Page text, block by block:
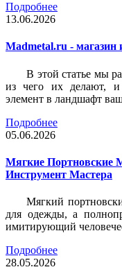
Подробнее
13.06.2026
Madmetal.ru -
В этой статье мы
из чего их делают, и
элемент в ландшафт
Подробнее
05.06.2026
Мягкие Портновские
Инструмент Мастера
Мягкий
для одежды, а
имитирующий
Подробнее
28.05.2026